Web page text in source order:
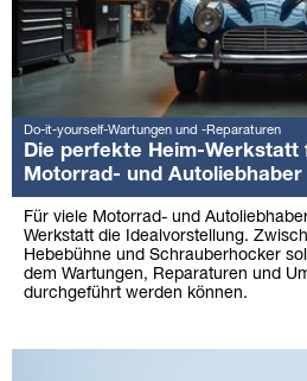
Do-it-yourself-Wartungen und -Reparaturen
Die perfekte Heim-Werkstatt
Motorrad- und Autoliebhaber
Für viele Motorrad- und
Werkstatt die Idealvorstellung.
Hebebühne und Schrauberhocker
dem Wartungen, Reparaturen und
durchgeführt werden können.